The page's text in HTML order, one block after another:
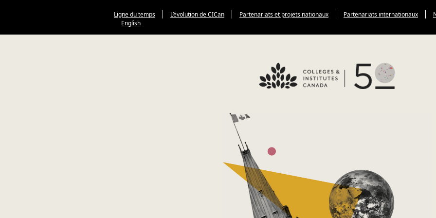
Ligne du temps L’évolution de CICan Partenariats et projets nationaux Partenariats internationaux
English